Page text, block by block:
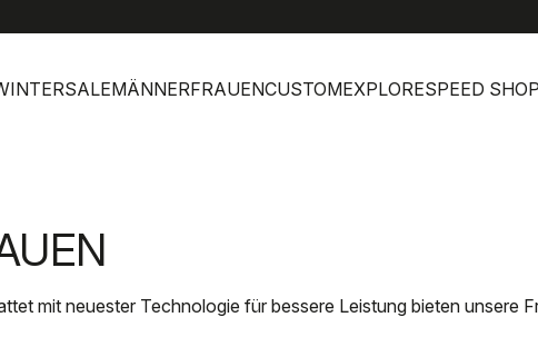
MÄNNERFRAUENCUSTOMEXPLORESPEED SHOP
mit neuester Technologie für bessere Leistung bieten unsere